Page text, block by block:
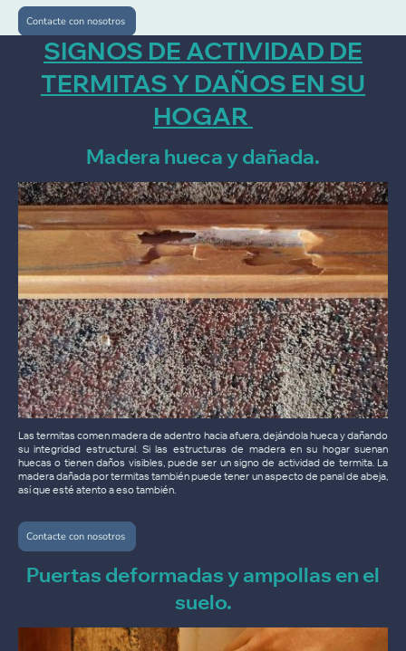
Contacte con nosotros
SIGNOS DE ACTIVIDAD DE
TERMITAS Y DAÑOS EN SU
HOGAR
Madera hueca y dañada.
Las termitas comen madera de adentro hacia afuera, dejándola hueca y dañando
su integridad estructural. Si las estructuras de madera en su hogar suenan
huecas o tienen daños visibles, puede ser un signo de actividad de termita. La
madera dañada por termitas también puede tener un aspecto de panal de abeja,
así que esté atento a eso también.
Contacte con nosotros
Puertas deformadas y ampollas en el
suelo.